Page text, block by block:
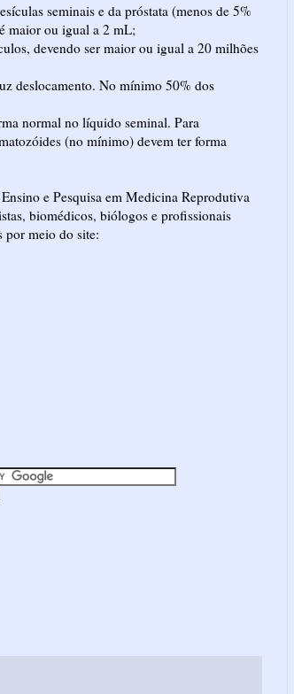
seminais e da próstata (menos de 5%
maior ou igual a 2 mL;
devendo ser maior ou igual a 20 milhões
deslocamento. No mínimo 50% dos
normal no líquido seminal. Para
(no mínimo) devem ter forma
e Pesquisa em Medicina Reprodutiva
biomédicos, biólogos e profissionais
por meio do site: